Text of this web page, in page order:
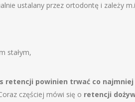
ustalany przez ortodontę i zależy
stałym,
retencji powinien trwać co
częściej mówi się o retencji